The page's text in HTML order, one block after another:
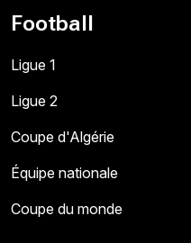
Football
Ligue 1
Ligue 2
Coupe d'Algérie
Équipe nationale
Coupe du monde